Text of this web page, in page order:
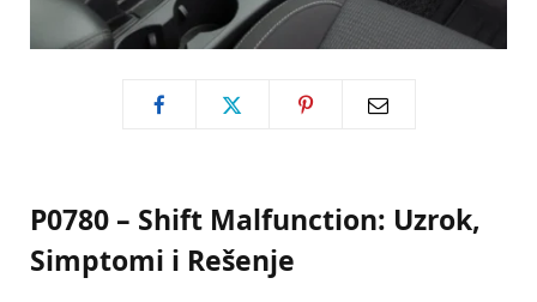
P0780 – Shift Malfunction: Uzrok,
Simptomi i Rešenje